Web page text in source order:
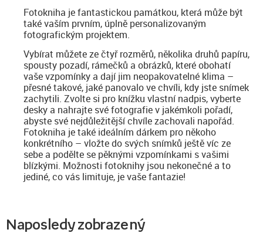
Fotokniha je fantastickou památkou, která může být
také vaším prvním, úplně personalizovaným
fotografickým projektem.
Vybírat můžete ze čtyř rozměrů, několika druhů papíru,
spousty pozadí, rámečků a obrázků, které obohatí
vaše vzpomínky a dají jim neopakovatelné klima –
přesné takové, jaké panovalo ve chvíli, kdy jste snímek
zachytili. Zvolte si pro knížku vlastní nadpis, vyberte
desky a nahrajte své fotografie v jakémkoli pořadí,
abyste své nejdůležitější chvíle zachovali napořád.
Fotokniha je také ideálním dárkem pro někoho
konkrétního – vložte do svých snímků ještě víc ze
sebe a podělte se pěknými vzpomínkami s vašimi
blízkými. Možnosti fotoknihy jsou nekonečné a to
jediné, co vás limituje, je vaše fantazie!
Naposledy zobrazený